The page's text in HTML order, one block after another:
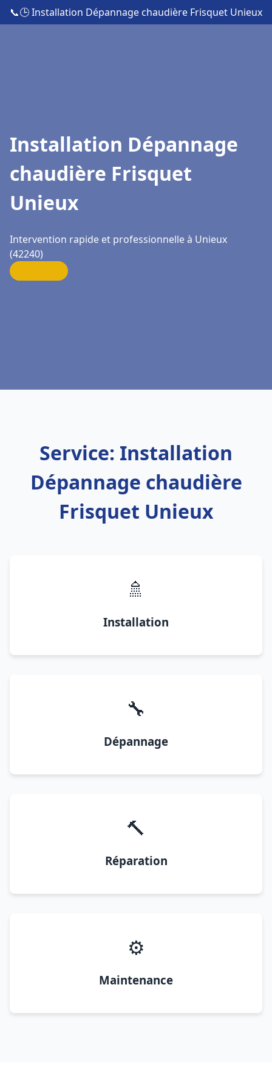
📞🕒 Installation Dépannage chaudière Frisquet Unieux
Installation Dépannage
chaudière Frisquet
Unieux
Intervention rapide et professionnelle à Unieux
(42240)
Service: Installation
Dépannage chaudière
Frisquet Unieux
🚿
Installation
🔧
Dépannage
🔨
Réparation
⚙️
Maintenance